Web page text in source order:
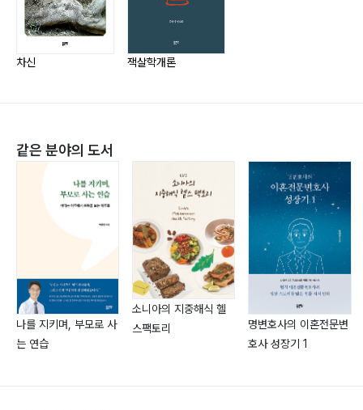
4-1. 생엽과 생차 96
4-2. 원지생차란 무엇인가 99
4-3. 고전 잭살과 신식 홍차 103
5. 잭살 재현
5-2. 잭살은 하지차, 백로차 114
5-4. 잭살 브랜드가 많은 이유 119
5-5. 하늘이 준 날의 잭살 122
5-6. 잭살 보관 125
5-7. 잭살 보관용 옹기 항아리 127
5-8. 잭살의 재현 130
차신 잭살학개론
같은 분야의 도서
나를 지키며, 부모로 사
는 연습
소니아의 지중해식 헬
스팩토리
명변호사의 이혼전문변
호사 성장기 1